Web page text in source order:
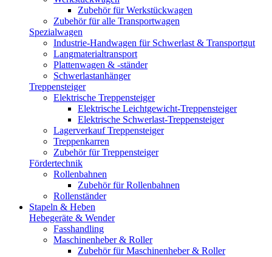
Zubehör für Werkstückwagen
Zubehör für alle Transportwagen
Spezialwagen
Industrie-Handwagen für Schwerlast & Transportgut
Langmaterialtransport
Plattenwagen & -ständer
Schwerlastanhänger
Treppensteiger
Elektrische Treppensteiger
Elektrische Leichtgewicht-Treppensteiger
Elektrische Schwerlast-Treppensteiger
Lagerverkauf Treppensteiger
Treppenkarren
Zubehör für Treppensteiger
Fördertechnik
Rollenbahnen
Zubehör für Rollenbahnen
Rollenständer
Stapeln & Heben
Hebegeräte & Wender
Fasshandling
Maschinenheber & Roller
Zubehör für Maschinenheber & Roller